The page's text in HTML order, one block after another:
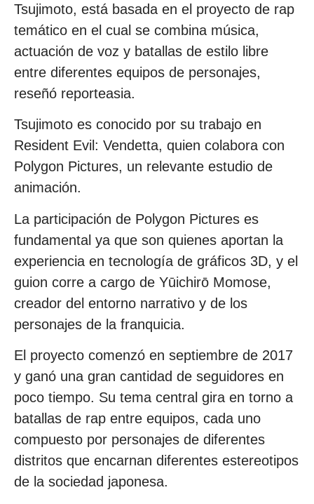
Tsujimoto, está basada en el proyecto de rap
temático en el cual se combina música,
actuación de voz y batallas de estilo libre
entre diferentes equipos de personajes,
reseñó reporteasia.
Tsujimoto es conocido por su trabajo en
Resident Evil: Vendetta, quien colabora con
Polygon Pictures, un relevante estudio de
animación.
La participación de Polygon Pictures es
fundamental ya que son quienes aportan la
experiencia en tecnología de gráficos 3D, y el
guion corre a cargo de Yūichirō Momose,
creador del entorno narrativo y de los
personajes de la franquicia.
El proyecto comenzó en septiembre de 2017
y ganó una gran cantidad de seguidores en
poco tiempo. Su tema central gira en torno a
batallas de rap entre equipos, cada uno
compuesto por personajes de diferentes
distritos que encarnan diferentes estereotipos
de la sociedad japonesa.